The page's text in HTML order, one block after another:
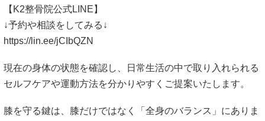
【K2整骨院公式LINE】
↓予約や相談をしてみる↓
https://lin.ee/jCIbQZN
現在の身体の状態を確認し、日常生活の中で取り入れられる
セルフケアや運動方法を分かりやすくご提案いたします。
膝を守る鍵は、膝だけではなく「全身のバランス」にありま